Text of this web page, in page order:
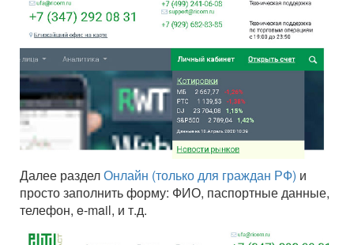
Далее разделОнлайн (только для граждан РФ) и
просто заполнить форму: ФИО, паспортные данные,
телефон, e-mail, и т.д.